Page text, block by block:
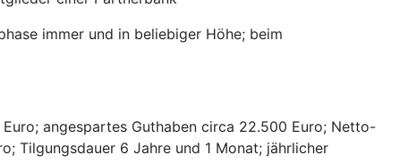
immer und in beliebiger Höhe; beim
angespartes Guthaben circa 22.500 Euro; Netto-
Tilgungsdauer 6 Jahre und 1 Monat; jährlicher